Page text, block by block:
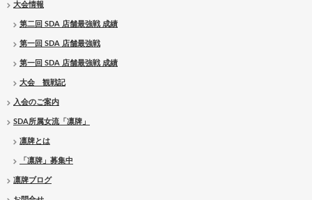
大会情報
第二回 SDA 店舗最強戦 成績
第一回 SDA 店舗最強戦
第一回 SDA 店舗最強戦 成績
大会 観戦記
入会のご案内
SDA所属女流「凛牌」
凛牌とは
「凛牌」募集中
凛牌ブログ